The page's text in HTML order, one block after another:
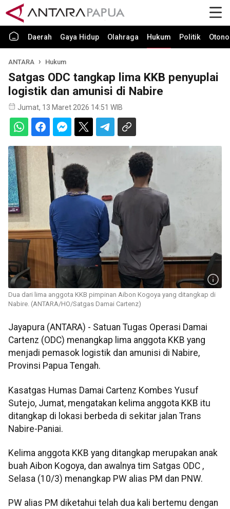
Daerah Gaya Hidup Olahraga Hukum Politik
ANTARA Hukum
Satgas ODC tangkap lima KKB penyuplai
logistik dan amunisi di Nabire
Jumat, 13 Maret 2026 14:51 WIB
Dua dari lima anggota KKB pimpinan Aibon Kogoya yang ditangkap di
Nabire. (ANTARA/HO/Satgas Damai Cartenz)
Jayapura (ANTARA) - Satuan Tugas Operasi Damai
Cartenz (ODC) menangkap lima anggota KKB yang
menjadi pemasok logistik dan amunisi di Nabire,
Provinsi Papua Tengah.
Kasatgas Humas Damai Cartenz Kombes Yusuf
Sutejo, Jumat, mengatakan kelima anggota KKB itu
ditangkap di lokasi berbeda di sekitar jalan Trans
Nabire-Paniai.
Kelima anggota KKB yang ditangkap merupakan anak
buah Aibon Kogoya, dan awalnya tim Satgas ODC ,
Selasa (10/3) menangkap PW alias PM dan PNW.
PW alias PM diketahui telah dua kali bertemu dengan